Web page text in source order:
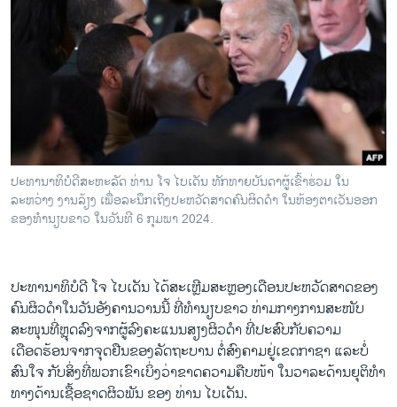
ວິທະຍາສາດ-ເທັກໂນໂລຈີ
ທຸລະກິດ
ພາສາອັງກິດ
ສຽງ
ລາຍການກະຈາຍສຽງ
ລາຍງານ
ຕິດຕາມພວກເຮົາ ທີ່
ປະທານາທິບໍດີສະຫະລັດ ທ່ານ ໂຈ ໄບເດັນ ທັກທາຍບັນດາຜູ້ເຂົ້າຮ່ວມ ໃນ
ລະຫວ່າງ ງານລ້ຽງ ເພື່ອລະນຶກເຖິງປະຫວັດສາດຄົນຜິດດຳ ໃນຫ້ອງຕາເວັນອອກ
ຂອງທຳນຽບຂາວ ໃນວັນທີ 6 ກຸມພາ 2024.
ປະທານາທິບໍດີ ໂຈ ໄບເດັນ ໄດ້ສະເຫຼີມສະຫຼອງເດືອນປະຫວັດສາດຂອງ
ຄົນຜິວດຳໃນວັນອັງຄານວານນີ້ ທີ່ທຳນຽບຂາວ ທ່າມກາງການສະໜັບ
ສະໜຸນທີ່ຫຼຸດລົງຈາກຜູ້ລົງຄະແນນສຽງຜິວດຳ ທີ່ປະສົບກັບຄວາມ
ເດືອດຮ້ອນຈາກຈຸດຢືນຂອງລັດຖະບານ ຕໍ່ສົງຄາມຢູ່ເຂດກາຊາ ແລະບໍ່
ສົນໃຈ ກັບສິ່ງທີ່ພວກເຂົາເບິ່ງວ່າຂາດຄວາມຄືບໜ້າ ໃນວາລະດ້ານຍຸຕິທຳ
ທາງດ້ານເຊື້ອຊາດຜິວພັນ ຂອງ ທ່ານ ໄບເດັນ.